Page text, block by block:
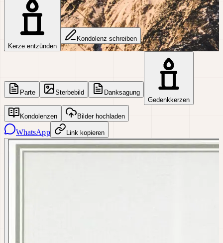
Kerze entzünden
Kondolenz schreiben
Parte Sterbebild
Danksagung
Gedenkkerzen
Kondolenzen Bilder hochladen
WhatsApp Link kopieren